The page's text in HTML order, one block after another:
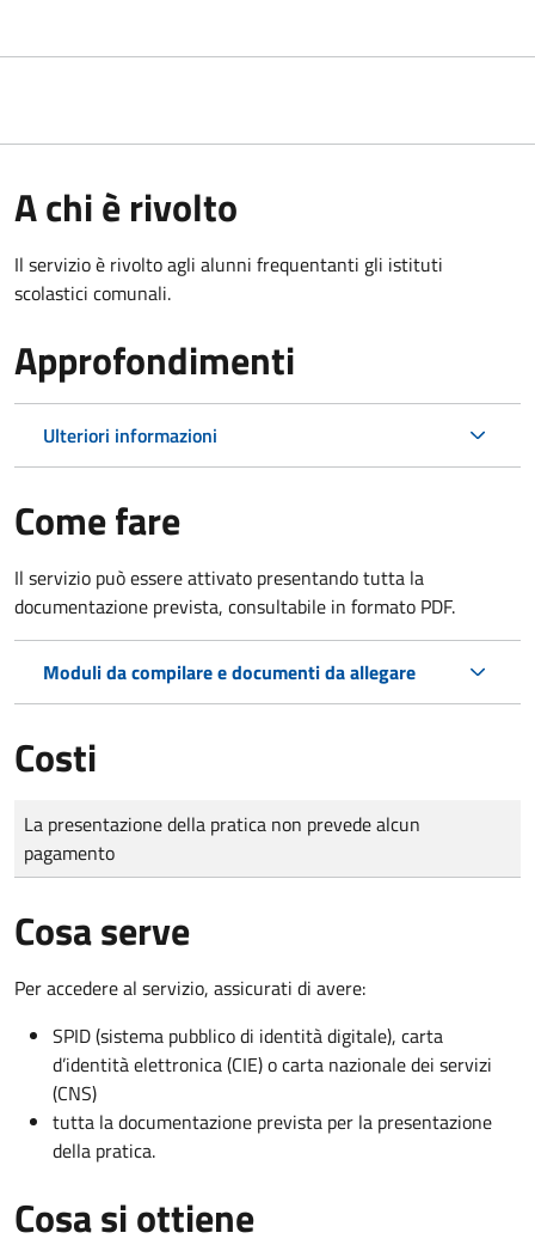
A chi è rivolto
Il servizio è rivolto agli alunni frequentanti gli istituti
scolastici comunali.
Approfondimenti
Ulteriori informazioni
Come fare
Il servizio può essere attivato presentando tutta la
documentazione prevista, consultabile in formato PDF.
Moduli da compilare e documenti da allegare
Costi
Tipo di pagamento
Importo
La presentazione della pratica non prevede alcun
pagamento
Cosa serve
Per accedere al servizio, assicurati di avere:
SPID (sistema pubblico di identità digitale), carta
d’identità elettronica (CIE) o carta nazionale dei servizi
(CNS)
tutta la documentazione prevista per la presentazione
della pratica.
Cosa si ottiene